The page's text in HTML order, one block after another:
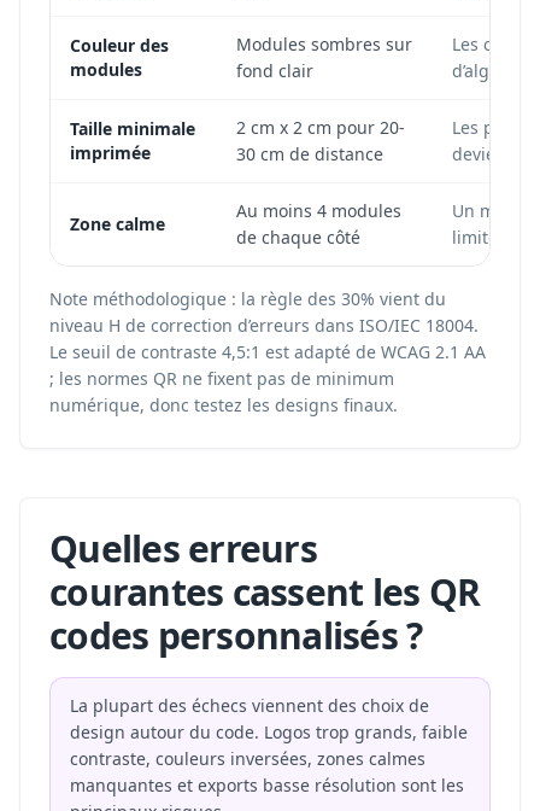
Couleur des
modules
Modules sombres sur
fond clair
Les
Taille minimale
imprimée
2 cm x 2 cm pour 20-
30 cm de distance
Les petits
Zone calme
Au moins 4 modules
de chaque côté
Un
limite du
Note méthodologique : la règle des 30% vient du
niveau H de correction d’erreurs dans ISO/IEC 18004.
Le seuil de contraste 4,5:1 est adapté de WCAG 2.1 AA
; les normes QR ne fixent pas de minimum
numérique, donc testez les designs finaux.
Quelles erreurs
courantes cassent les QR
codes personnalisés ?
La plupart des échecs viennent des choix de
design autour du code. Logos trop grands, faible
contraste, couleurs inversées, zones calmes
manquantes et exports basse résolution sont les